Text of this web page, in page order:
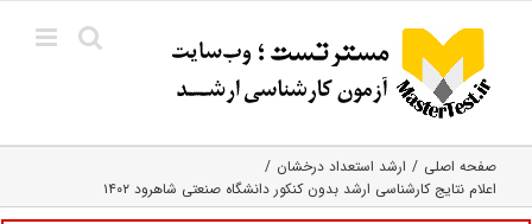
content
صفحه اصلی
ارشد استعداد درخشان
اعلام نتایج کارشناسی ارشد بدون کنکور دانشگاه صنعتی شاهرود ۱۴۰۲